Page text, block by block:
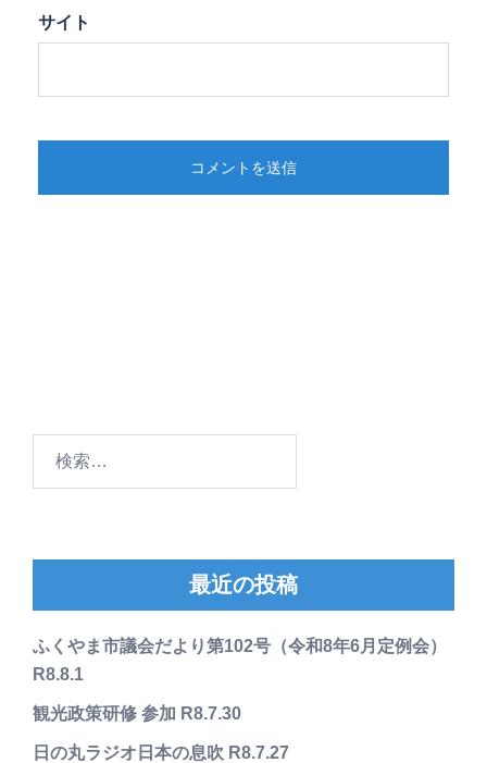
サイト
最近の投稿
ふくやま市議会だより第102号（令和8年6月定例会）
R8.8.1
観光政策研修 参加 R8.7.30
日の丸ラジオ日本の息吹 R8.7.27